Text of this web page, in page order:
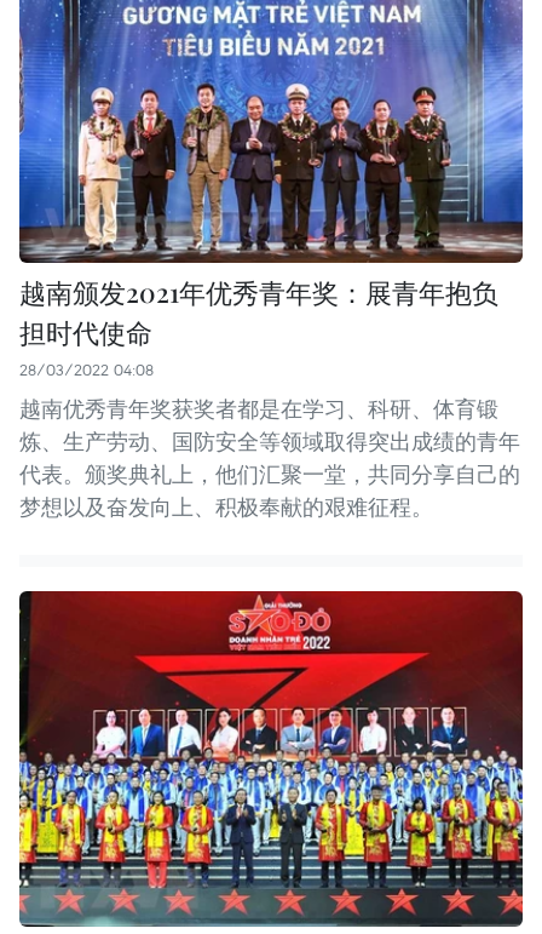
越南颁发2021年优秀青年奖：展青年抱负
担时代使命
28/03/2022 04:08
越南优秀青年奖获奖者都是在学习、科研、体育锻
炼、生产劳动、国防安全等领域取得突出成绩的青年
代表。颁奖典礼上，他们汇聚一堂，共同分享自己的
梦想以及奋发向上、积极奉献的艰难征程。